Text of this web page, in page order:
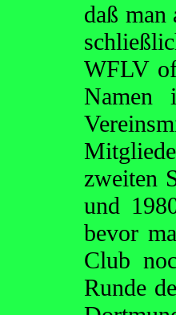
daß
WFLV
Namen
zweiten
und
bevor
Club
Runde